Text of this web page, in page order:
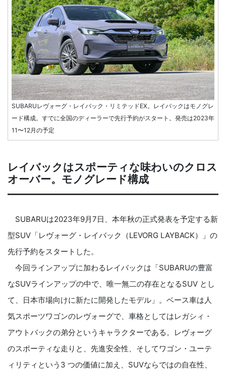
SUBARUレヴォーグ・レイバック・リミテッドEX。レイバックはモノグレ
ード構成。すでに全国のディーラーで先行予約がスタート。発売は2023年
11〜12月の予定
レイバックはスポーティな味わいのクロス
オーバー。モノグレード構成
SUBARUは2023年9月7日、本年秋の正式発表を予定する新
型SUV「レヴォーグ・レイバック（LEVORG LAYBACK）」の
先行予約をスタートした。
今回ラインアップに加わるレイバックは「SUBARUの豊富
なSUVラインアップの中で、唯一無二の存在となるSUV とし
て、日本市場向けに新たに開発したモデル」。ベース車は人
気スポーツワゴンのレヴォーグで、車格としてはレガシィ・
アウトバックの弟分というキャラクターである。レヴォーグ
のスポーティな走りと、先進安全性、そしてワゴン・ユーテ
ィリティという3 つの価値に加え、SUVならではの自在性、